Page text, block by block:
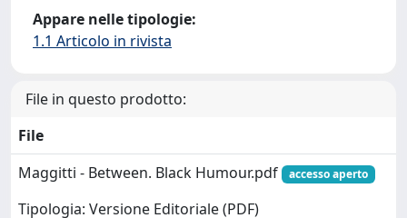
Appare nelle tipologie:
1.1 Articolo in rivista
File in questo prodotto:
File
Maggitti - Between. Black Humour.pdf
accesso aperto
Tipologia: Versione Editoriale (PDF)